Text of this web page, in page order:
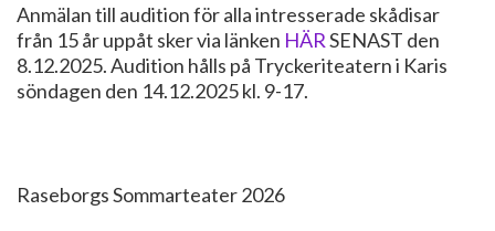
Anmälan till audition för alla intresserade skådisar
från 15 år uppåt sker via länken HÄRSENAST den
8.12.2025. Audition hålls på Tryckeriteatern i Karis
söndagen den 14.12.2025 kl. 9-17.
Raseborgs Sommarteater 2026